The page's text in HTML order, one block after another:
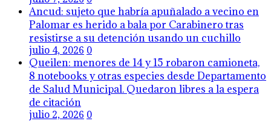
Ancud: sujeto que habría apuñalado a vecino en
Palomar es herido a bala por Carabinero tras
resistirse a su detención usando un cuchillo
julio 4, 2026 0
Queilen: menores de 14 y 15 robaron camioneta,
8 notebooks y otras especies desde Departamento
de Salud Municipal. Quedaron libres a la espera
de citación
julio 2, 2026 0